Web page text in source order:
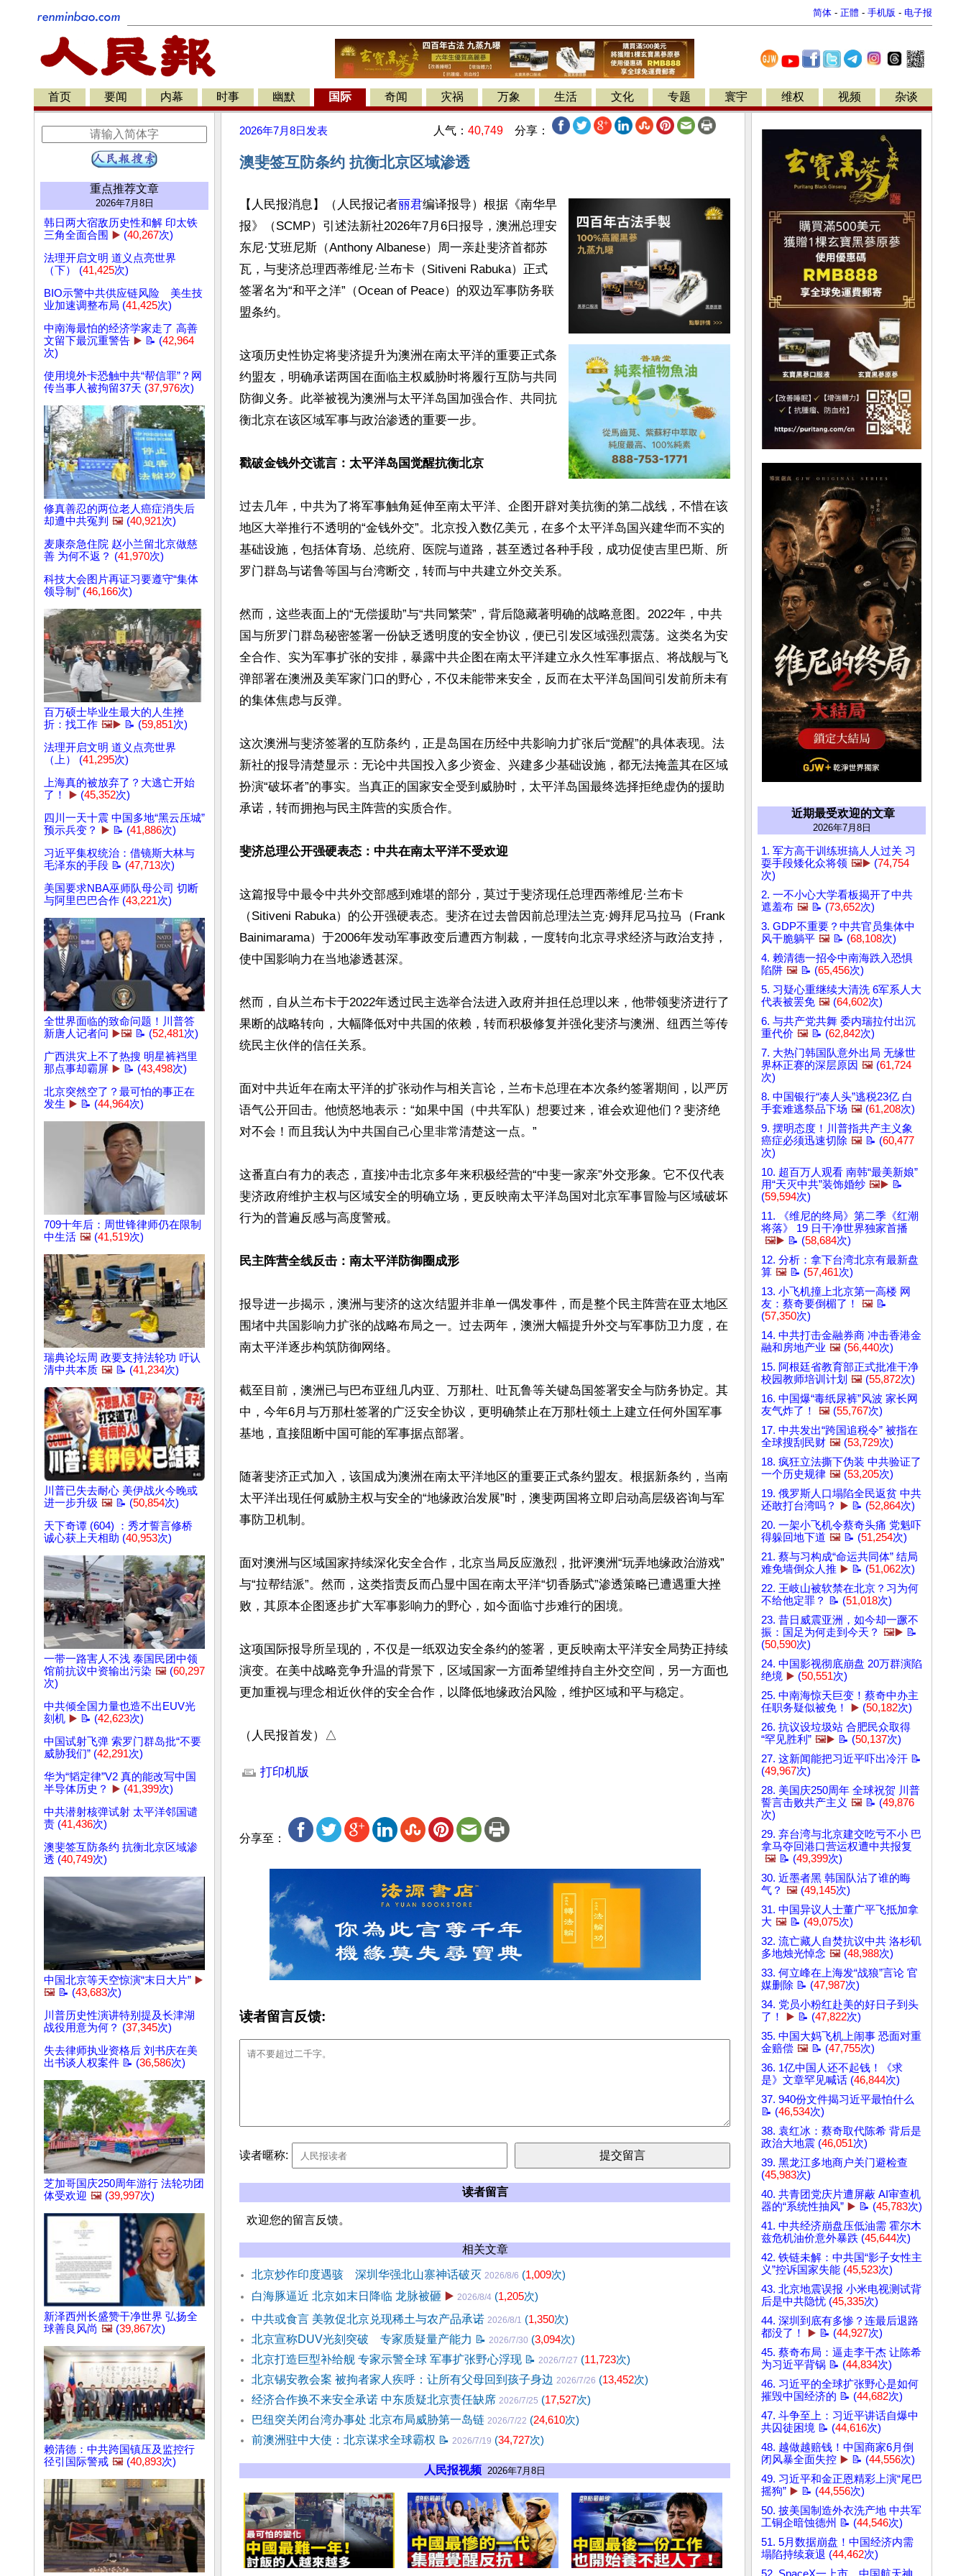
简体 - 正體 - 手机版 - 电子报
首页 要闻 内幕 时事 幽默 国际 奇闻 灾祸 万象 生活 文化 专题 寰宇 维权 视频 杂谈
重点推荐文章
2026年7月8日
韩日两大宿敌历史性和解 印太铁
三角全面合围 ▶️ (40,267次)
法理开启文明 道义点亮世界
（下） (41,425次)
BIO示警中共供应链风险 美生技
业加速调整布局 (41,425次)
中南海最怕的经济学家走了 高善
文留下最沉重警告 ▶️ 📝 (42,964
次)
使用境外卡恐触中共“帮信罪”？网
传当事人被拘留37天 (37,976次)
修真善忍的两位老人癌症消失后
却遭中共冤判 🖼️ (40,921次)
麦康奈急住院 赵小兰留北京做慈
善 为何不返？ (41,970次)
科技大会图片再证习要遵守“集体
领导制” (46,166次)
百万硕士毕业生最大的人生挫
折：找工作 🖼️▶️ 📝 (59,851次)
法理开启文明 道义点亮世界
（上） (41,295次)
上海真的被放弃了？大逃亡开始
了！
▶️ (45,352次)
四川一天十震 中国多地“黑云压城”
预示兵变？
▶️ 📝 (41,886次)
习近平集权统治：借镜斯大林与
毛泽东的手段 📝 (47,713次)
美国要求NBA巫师队母公司 切断
与阿里巴巴合作 (43,221次)
全世界面临的致命问题！川普答
新唐人记者问 ▶️🖼️ 📝 (52,481次)
广西洪灾上不了热搜 明星裤裆里
那点事却霸屏 ▶️ 📝 (43,498次)
北京突然空了？最可怕的事正在
发生 ▶️ 📝 (44,964次)
709十年后：周世锋律师仍在限制
中生活 🖼️ (41,519次)
瑞典论坛周 政要支持法轮功 吁认
清中共本质 🖼️ 📝 (41,234次)
川普已失去耐心 美伊战火今晚或
进一步升级 🖼️ 📝 (50,854次)
天下奇谭 (604) ：秀才誓言修桥
诚心获上天相助 (40,953次)
一带一路害人不浅 泰国民团中领
馆前抗议中资输出污染 🖼️ (60,297
次)
中共倾全国力量也造不出EUV光
刻机 ▶️ 📝 (42,623次)
中国试射飞弹 索罗门群岛批“不要
威胁我们” (42,291次)
华为“韬定律”V2 真的能改写中国
半导体历史？
▶️ (41,399次)
中共潜射核弹试射 太平洋邻国谴
责 (41,436次)
澳斐签互防条约 抗衡北京区域渗
透 (40,749次)
中国北京等天空惊演“末日大片” ▶️
🖼️ 📝 (43,683次)
川普历史性演讲特别提及长津湖
战役用意为何？ (37,345次)
失去律师执业资格后 刘书庆在美
出书谈人权案件 📝 (36,586次)
芝加哥国庆250周年游行 法轮功团
体受欢迎 🖼️ (39,997次)
新泽西州长盛赞干净世界 弘扬全
球善良风尚 🖼️ (39,867次)
赖清德：中共跨国镇压及监控行
径引国际警戒 🖼️ (40,893次)
2026年7月8日 发表 人气： 40,749 分享：
澳斐签互防条约 抗衡北京区域渗透
【人民报消息】（人民报记者丽君编译报导）根据《南华早
报》（SCMP）引述法新社2026年7月6日报导，澳洲总理安
东尼·艾班尼斯（Anthony Albanese）周一亲赴斐济首都苏
瓦，与斐济总理西蒂维尼·兰布卡（Sitiveni Rabuka）正式
签署名为“和平之洋”（Ocean of Peace）的双边军事防务联
盟条约。
这项历史性协定将斐济提升为澳洲在南太平洋的重要正式条
约盟友，明确承诺两国在面临主权威胁时将履行互防与共同
防御义务。此举被视为澳洲与太平洋岛国加强合作、共同抗
衡北京在该区域军事与政治渗透的重要一步。
戳破金钱外交谎言：太平洋岛国觉醒抗衡北京
过去几年，中共为了将军事触角延伸至南太平洋、企图开辟对美抗衡的第二战线，不惜在该
地区大举推行不透明的“金钱外交”。北京投入数亿美元，在多个太平洋岛国兴建华而不实的
基础设施，包括体育场、总统府、医院与道路，甚至透过各种手段，成功促使吉里巴斯、所
罗门群岛与诺鲁等国与台湾断交，转而与中共建立外交关系。
然而，这些表面上的“无偿援助”与“共同繁荣”，背后隐藏著明确的战略意图。2022年，中共
国与所罗门群岛秘密签署一份缺乏透明度的安全协议，便已引发区域强烈震荡。这类名为安
全合作、实为军事扩张的安排，暴露中共企图在南太平洋建立永久性军事据点、将战舰与飞
弹部署在澳洲及美军家门口的野心，不仅未能带来安全，反而在太平洋岛国间引发前所未有
的集体焦虑与反弹。
这次澳洲与斐济签署的互防条约，正是岛国在历经中共影响力扩张后“觉醒”的具体表现。法
新社的报导清楚显示：无论中共国投入多少资金、兴建多少基础设施，都无法掩盖其在区域
扮演“破坏者”的事实。当真正的国家安全受到威胁时，太平洋岛国最终选择拒绝虚伪的援助
承诺，转而拥抱与民主阵营的实质合作。
斐济总理公开强硬表态：中共在南太平洋不受欢迎
这篇报导中最令中共外交部感到难堪的部分，莫过于斐济现任总理西蒂维尼·兰布卡
（Sitiveni Rabuka）的公开强硬表态。斐济在过去曾因前总理法兰克·姆拜尼马拉马（Frank
Bainimarama）于2006年发动军事政变后遭西方制裁，一度转向北京寻求经济与政治支持，
使中国影响力在当地渗透甚深。
然而，自从兰布卡于2022年透过民主选举合法进入政府并担任总理以来，他带领斐济进行了
果断的战略转向，大幅降低对中共国的依赖，转而积极修复并强化斐济与澳洲、纽西兰等传
统民主伙伴的信任关系。
面对中共近年在南太平洋的扩张动作与相关言论，兰布卡总理在本次条约签署期间，以严厉
语气公开回击。他愤怒地表示：“如果中国（中共军队）想要过来，谁会欢迎他们？斐济绝
对不会！而且我认为中共国自己心里非常清楚这一点。”
这番直白有力的表态，直接冲击北京多年来积极经营的“中斐一家亲”外交形象。它不仅代表
斐济政府维护主权与区域安全的明确立场，更反映南太平洋岛国对北京军事冒险与区域破坏
行为的普遍反感与高度警戒。
民主阵营全线反击：南太平洋防御圈成形
报导进一步揭示，澳洲与斐济的这次结盟并非单一偶发事件，而是整个民主阵营在亚太地区
围堵中共国影响力扩张的战略布局之一。过去两年，澳洲大幅提升外交与军事防卫力度，在
南太平洋逐步构筑防御网络。
截至目前，澳洲已与巴布亚纽几内亚、万那杜、吐瓦鲁等关键岛国签署安全与防务协定。其
中，今年6月与万那杜签署的广泛安全协议，更明确禁止在万那杜领土上建立任何外国军事
基地，直接阻断中国可能的军事据点部署。
随著斐济正式加入，该国成为澳洲在南太平洋地区的重要正式条约盟友。根据新条约，当南
太平洋出现任何威胁主权与安全的“地缘政治发展”时，澳斐两国将立即启动高层级咨询与军
事防卫机制。
面对澳洲与区域国家持续深化安全合作，北京当局反应激烈，批评澳洲“玩弄地缘政治游戏”
与“拉帮结派”。然而，这类指责反而凸显中国在南太平洋“切香肠式”渗透策略已遭遇重大挫
败，其原本企图逐步扩大军事影响力的野心，如今面临寸步难行的困境。
这项国际报导所呈现的，不仅是一纸双边安全条约的签署，更反映南太平洋安全局势正持续
演变。在美中战略竞争升温的背景下，区域国家一方面希望维持自主外交空间，另一方面也
更加重视与理念相近伙伴的安全合作，以降低地缘政治风险，维护区域和平与稳定。
（人民报首发）△
打印机版
分享至：
读者留言反馈:
读者暱称:
读者留言
欢迎您的留言反馈。
相关文章
北京炒作印度遇骇 深圳华强北山寨神话破灭 2026/8/6 (1,009次)
白海豚逼近 北京如末日降临 龙脉被砸 ▶️ 2026/8/4 (1,205次)
中共或食言 美敦促北京兑现稀土与农产品承诺 2026/8/1 (1,350次)
北京宣称DUV光刻突破 专家质疑量产能力 📝 2026/7/30 (3,094次)
北京打造巨型补给舰 专家示警全球 军事扩张野心浮现 📝 2026/7/27 (11,723次)
北京锡安教会案 被拘者家人疾呼：让所有父母回到孩子身边 2026/7/26 (13,452次)
经济合作换不来安全承诺 中东质疑北京责任缺席 2026/7/25 (17,527次)
巴纽突关闭台湾办事处 北京布局威胁第一岛链 2026/7/22 (24,610次)
前澳洲驻中大使：北京谋求全球霸权 📝 2026/7/19 (34,727次)
人民报视频 2026年7月8日
近期最受欢迎的文章
2026年7月8日
1. 军方高干训练班搞人人过关 习
耍手段矮化众将领 🖼️▶️ (74,754
次)
2. 一不小心大学看板揭开了中共
遮羞布 🖼️ 📝 (73,652次)
3. GDP不重要？中共官员集体中
风干脆躺平 🖼️ 📝 (68,108次)
4. 赖清德一招令中南海跌入恐惧
陷阱 🖼️ 📝 (65,456次)
5. 习疑心重继续大清洗 6军系人大
代表被罢免 🖼️ (64,602次)
6. 与共产党共舞 委内瑞拉付出沉
重代价 🖼️ 📝 (62,842次)
7. 大热门韩国队意外出局 无缘世
界杯正赛的深层原因 🖼️ (61,724
次)
8. 中国银行“凑人头”逃税23亿 白
手套难逃祭品下场 🖼️ (61,208次)
9. 摆明态度！川普指共产主义象
癌症必须迅速切除 🖼️ 📝 (60,477
次)
10. 超百万人观看 南韩“最美新娘”
用“天灭中共”装饰婚纱 🖼️▶️ 📝
(59,594次)
11. 《维尼的终局》第二季《红潮
将落》 19 日干净世界独家首播
🖼️▶️ 📝 (58,684次)
12. 分析：拿下台湾北京有最新盘
算 🖼️ 📝 (57,461次)
13. 小飞机撞上北京第一高楼 网
友：蔡奇要倒楣了！
🖼️ 📝
(57,350次)
14. 中共打击金融券商 冲击香港金
融和房地产业 🖼️ (56,440次)
15. 阿根廷省教育部正式批准干净
校园教师培训计划 🖼️ (55,872次)
16. 中国爆“毒纸尿裤”风波 家长网
友气炸了！
🖼️ (55,767次)
17. 中共发出“跨国追税令” 被指在
全球搜刮民财 🖼️ (53,729次)
18. 疯狂立法撕下伪装 中共验证了
一个历史规律 🖼️ (53,205次)
19. 俄罗斯人口塌陷全民返贫 中共
还敢打台湾吗？
▶️ 📝 (52,864次)
20. 一架小飞机令蔡奇头痛 党魁吓
得躲回地下道 🖼️ 📝 (51,254次)
21. 蔡与习构成“命运共同体” 结局
难免墙倒众人推 ▶️ 📝 (51,062次)
22. 王岐山被软禁在北京？习为何
不给他定罪？ 📝 (51,018次)
23. 昔日威震亚洲，如今却一蹶不
振：国足为何走到今天？ 🖼️▶️ 📝
(50,590次)
24. 中国影视彻底崩盘 20万群演陷
绝境 ▶️ (50,551次)
25. 中南海惊天巨变！蔡奇中办主
任职务疑似被免！
▶️ (50,182次)
26. 抗议设垃圾站 合肥民众取得
“罕见胜利” 🖼️▶️ 📝 (50,137次)
27. 这新闻能把习近平吓出冷汗 📝
(49,967次)
28. 美国庆250周年 全球祝贺 川普
誓言击败共产主义 🖼️ 📝 (49,876
次)
29. 弃台湾与北京建交吃亏不小 巴
拿马夺回港口营运权遭中共报复
🖼️ 📝 (49,399次)
30. 近墨者黑 韩国队沾了谁的晦
气？ 🖼️ (49,145次)
31. 中国异议人士董广平飞抵加拿
大 🖼️ 📝 (49,075次)
32. 流亡藏人自焚抗议中共 洛杉矶
多地烛光悼念 🖼️ (48,988次)
33. 何立峰在上海发“战狼”言论 官
媒删除 📝 (47,987次)
34. 党员小粉红赴美的好日子到头
了！
▶️ 📝 (47,822次)
35. 中国大妈飞机上闹事 恐面对重
金赔偿 🖼️ 📝 (47,755次)
36. 1亿中国人还不起钱！《求
是》文章罕见喊话 (46,844次)
37. 940份文件揭习近平最怕什么
📝 (46,534次)
38. 袁红冰：蔡奇取代陈希 背后是
政治大地震 (46,051次)
39. 黑龙江多地商户关门避检查
(45,983次)
40. 共青团党庆片遭屏蔽 AI审查机
器的“系统性抽风” ▶️ 📝 (45,783次)
41. 中共经济崩盘压低油需 霍尔木
兹危机油价意外暴跌 (45,644次)
42. 铁链未解：中共国“影子女性主
义”控诉国家失能 (45,523次)
43. 北京地震误报 小米电视测试背
后是中共隐忧 (45,335次)
44. 深圳到底有多惨？连最后退路
都没了！
▶️ 📝 (44,927次)
45. 蔡奇布局：逼走李干杰 让陈希
为习近平背锅 📝 (44,834次)
46. 习近平的全球扩张野心是如何
摧毁中国经济的 📝 (44,682次)
47. 斗争至上：习近平讲话自爆中
共囚徒困境 📝 (44,616次)
48. 越做越赔钱！中国商家6月倒
闭风暴全面失控 ▶️ 📝 (44,556次)
49. 习近平和金正恩精彩上演“尾巴
摇狗” ▶️ 📝 (44,556次)
50. 披美国制造外衣洗产地 中共军
工铜企暗蚀德州 📝 (44,546次)
51. 5月数据崩盘！中国经济内需
塌陷持续衰退 (44,462次)